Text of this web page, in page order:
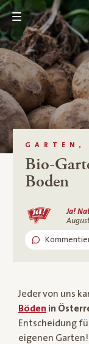
GARTEN,
Bio-
Boden
Ja!
Jeder von uns
Böden in
Entscheidung
eigenen